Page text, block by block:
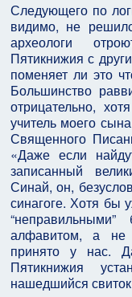
Следующего по
видимо, не
археологи
Пятикнижия с
поменяет ли это
Большинство
отрицательно,
учитель моего
Священного
«Даже если
записанный
Синай, он,
синагоге. Хотя бы
алфавитом, а не
принято у нас.
Пятикнижия
нашедшийся